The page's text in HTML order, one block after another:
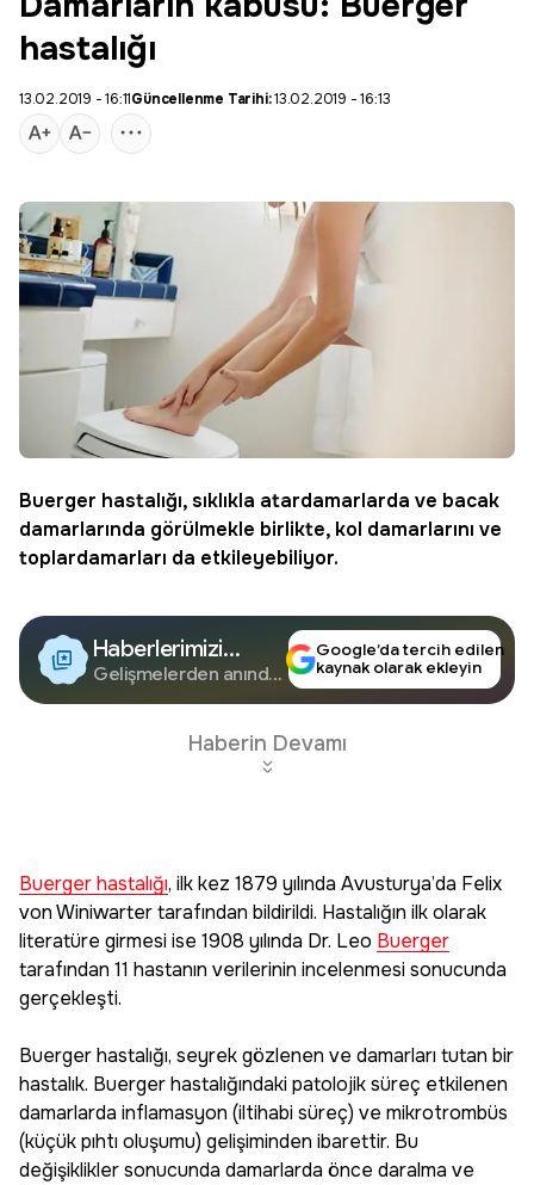
hastalığı
13.02.2019 - 16:11Güncellenme Tarihi:13.02.2019 - 16:13
Buerger hastalığı, sıklıkla atardamarlarda ve bacak
damarlarında görülmekle birlikte, kol damarlarını ve
toplardamarları da etkileyebiliyor.
Haberlerimizi
Google'da Takip
Edin
Gelişmelerden anında
Google’da tercih edilen
kaynak olarak ekleyin
Haberin Devamı
Buerger hastalığı, ilk kez 1879 yılında Avusturya’da Felix
von Winiwarter tarafından bildirildi. Hastalığın ilk olarak
literatüre girmesi ise 1908 yılında Dr. Leo Buerger
tarafından 11 hastanın verilerinin incelenmesi sonucunda
gerçekleşti.
Buerger hastalığı, seyrek gözlenen ve damarları tutan bir
hastalık. Buerger hastalığındaki patolojik süreç etkilenen
damarlarda inflamasyon (iltihabi süreç) ve mikrotrombüs
(küçük pıhtı oluşumu) gelişiminden ibarettir. Bu
değişiklikler sonucunda damarlarda önce daralma ve